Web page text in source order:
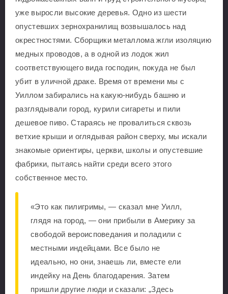
уже выросли высокие деревья. Одно из шести
опустевших зернохранилищ возвышалось над
окрестностями. Сборщики металлома жгли изоляцию
медных проводов, а в одной из лодок жил
соответствующего вида господин, покуда не был
убит в уличной драке. Время от времени мы с
Уиллом забирались на какую-нибудь башню и
разглядывали город, курили сигареты и пили
дешевое пиво. Стараясь не провалиться сквозь
ветхие крыши и оглядывая район сверху, мы искали
знакомые ориентиры, церкви, школы и опустевшие
фабрики, пытаясь найти среди всего этого
собственное место.
«Это как пилигримы, — сказал мне Уилл,
глядя на город, — они прибыли в Америку за
свободой вероисповедания и поладили с
местными индейцами. Все было не
идеально, но они, знаешь ли, вместе ели
индейку на День благодарения. Затем
пришли другие люди и сказали: „Здесь